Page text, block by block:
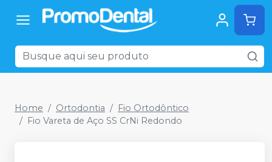
Home Ortodontia
Fio Ortodôntico
Fio Vareta de Aço SS CrNi Redondo